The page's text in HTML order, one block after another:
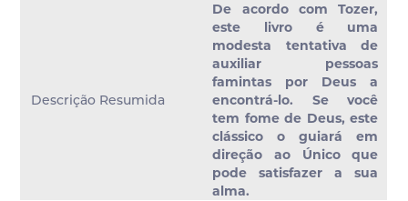
Descrição Resumida
De acordo com Tozer,
este livro é uma
modesta tentativa de
auxiliar pessoas
famintas por Deus a
encontrá-lo. Se você
tem fome de Deus, este
clássico o guiará em
direção ao Único que
pode satisfazer a sua
alma.